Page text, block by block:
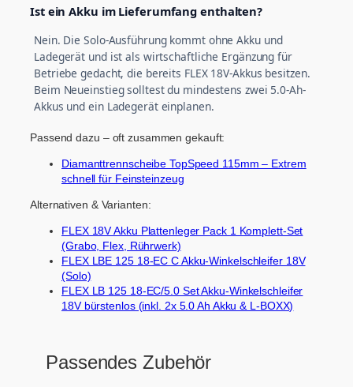
Ist ein Akku im Lieferumfang enthalten?
Nein. Die Solo-Ausführung kommt ohne Akku und
Ladegerät und ist als wirtschaftliche Ergänzung für
Betriebe gedacht, die bereits FLEX 18V-Akkus besitzen.
Beim Neueinstieg solltest du mindestens zwei 5.0-Ah-
Akkus und ein Ladegerät einplanen.
Passend dazu – oft zusammen gekauft:
Diamanttrennscheibe TopSpeed 115mm – Extrem
schnell für Feinsteinzeug
Alternativen & Varianten:
FLEX 18V Akku Plattenleger Pack 1 Komplett-Set
(Grabo, Flex, Rührwerk)
FLEX LBE 125 18-EC C Akku-Winkelschleifer 18V
(Solo)
FLEX LB 125 18-EC/5.0 Set Akku-Winkelschleifer
18V bürstenlos (inkl. 2x 5.0 Ah Akku & L-BOXX)
Passendes Zubehör